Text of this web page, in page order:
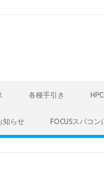
各種手引き
知らせ FOCUSスパコ